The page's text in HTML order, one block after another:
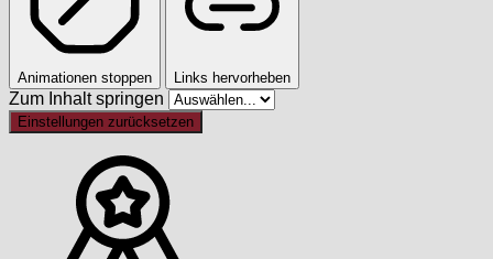
Animationen stoppen Links hervorheben
Zum Inhalt springen
Einstellungen zurücksetzen